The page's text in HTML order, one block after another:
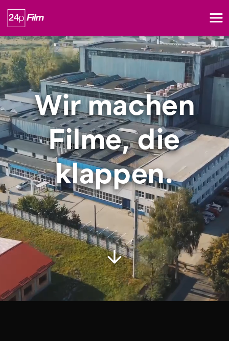
Wir machen
Filme, die
klappen.